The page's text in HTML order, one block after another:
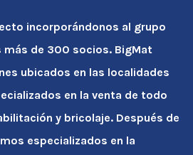
incorporándonos al grupo
más de 300 socios. BigMat
ubicados en las localidades
en la venta de todo
y bricolaje. Después de
especializados en la